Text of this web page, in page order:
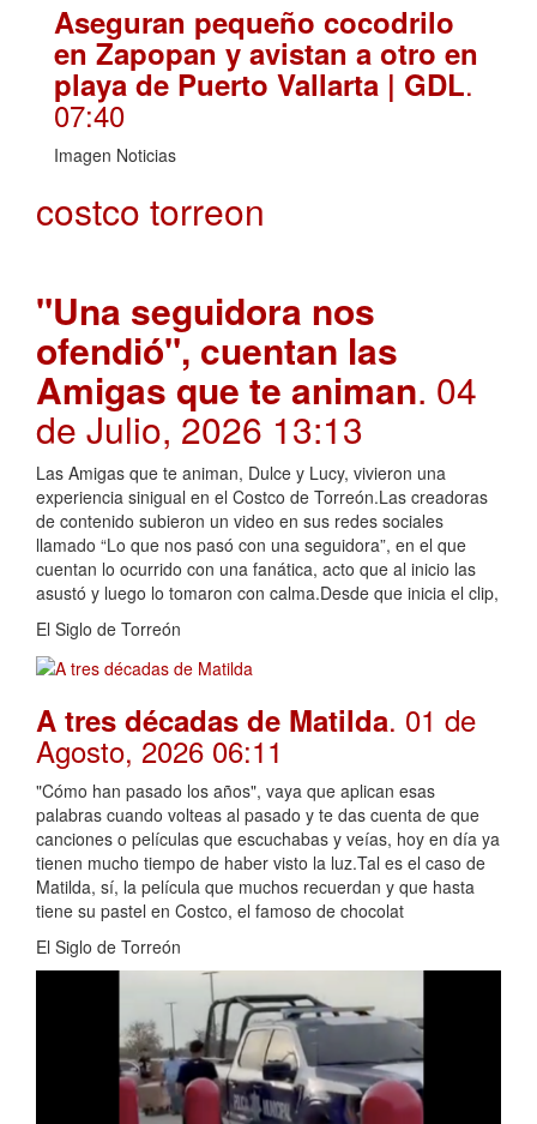
Aseguran pequeño cocodrilo
en Zapopan y avistan a otro en
playa de Puerto Vallarta | GDL.
07:40
Imagen Noticias
costco torreon
"Una seguidora nos
ofendió", cuentan las
Amigas que te animan. 04
de Julio, 2026 13:13
Las Amigas que te animan, Dulce y Lucy, vivieron una
experiencia sinigual en el Costco de Torreón.Las creadoras
de contenido subieron un video en sus redes sociales
llamado “Lo que nos pasó con una seguidora”, en el que
cuentan lo ocurrido con una fanática, acto que al inicio las
asustó y luego lo tomaron con calma.Desde que inicia el clip,
El Siglo de Torreón
A tres décadas de Matilda. 01 de
Agosto, 2026 06:11
"Cómo han pasado los años", vaya que aplican esas
palabras cuando volteas al pasado y te das cuenta de que
canciones o películas que escuchabas y veías, hoy en día ya
tienen mucho tiempo de haber visto la luz.Tal es el caso de
Matilda, sí, la película que muchos recuerdan y que hasta
tiene su pastel en Costco, el famoso de chocolat
El Siglo de Torreón